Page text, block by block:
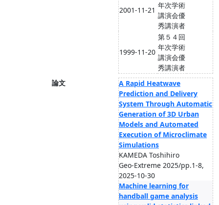
2001-11-21
年次学術
講演会優
秀講演者
1999-11-20
第５４回
年次学術
講演会優
秀講演者
論文
A Rapid Heatwave
Prediction and Delivery
System Through Automatic
Generation of 3D Urban
Models and Automated
Execution of Microclimate
Simulations
KAMEDA Toshihiro
Geo-Extreme 2025/pp.1-8,
2025-10-30
Machine learning for
handball game analysis